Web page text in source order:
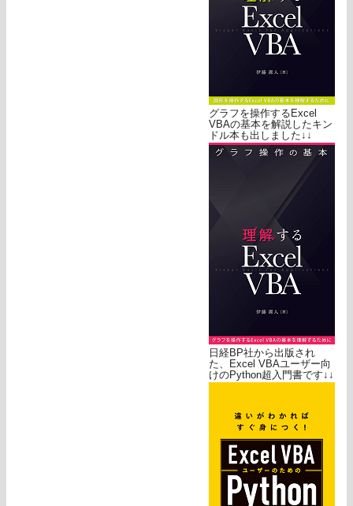
グラフを操作するExcel
VBAの基本を解説したキン
ドル本も出しました↓↓
日経BP社から出版され
た、Excel VBAユーザー向
けのPython超入門書です↓↓